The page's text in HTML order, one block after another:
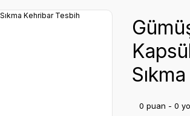
0 puan - 0